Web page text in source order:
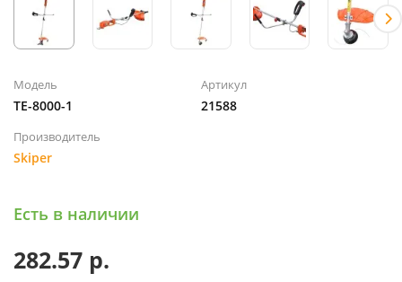
Модель
TE-8000-1
Артикул
21588
Производитель
Skiper
Есть в наличии
282.57 р.